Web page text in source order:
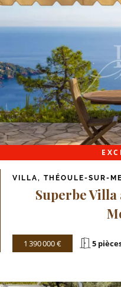
VILLA, THÉOULE-SUR-
Superbe Villa
1 390 000 € 5